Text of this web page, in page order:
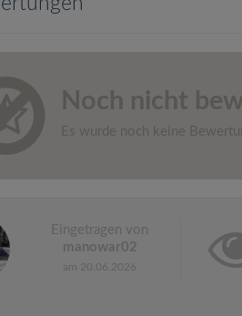
Noch nicht
Es wurde noch keine
Eingetragen von
manowar02
am 20.06.2026